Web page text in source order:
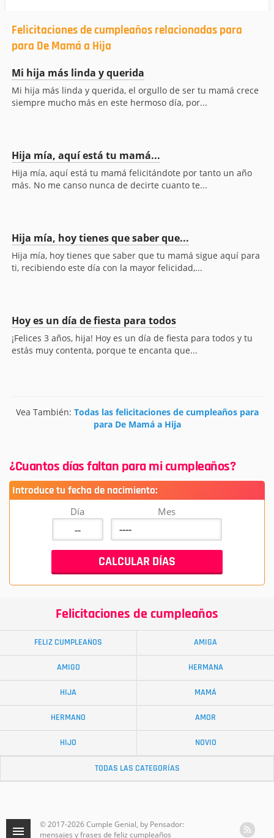
Felicitaciones de cumpleaños relacionadas para
para De Mamá a Hija
Mi hija más linda y querida
Mi hija más linda y querida, el orgullo de ser tu mamá crece
siempre mucho más en este hermoso día, por...
Hija mía, aquí está tu mamá...
Hija mía, aquí está tu mamá felicitándote por tanto un año
más. No me canso nunca de decirte cuanto te...
Hija mía, hoy tienes que saber que...
Hija mía, hoy tienes que saber que tu mamá sigue aquí para
ti, recibiendo este día con la mayor felicidad,...
Hoy es un día de fiesta para todos
¡Felices 3 años, hija! Hoy es un día de fiesta para todos y tu
estás muy contenta, porque te encanta que...
Vea También: Todas las felicitaciones de cumpleaños para
para De Mamá a Hija
¿Cuantos días faltan para mi cumpleaños?
Introduce tu fecha de nacimiento:
Día Mes
Felicitaciones de cumpleaños
FELIZ CUMPLEAÑOS AMIGA
AMIGO HERMANA
HIJA MAMÁ
HERMANO AMOR
HIJO NOVIO
TODAS LAS CATEGORÍAS
© 2017-2026 Cumple Genial, by Pensador:
mensajes y frases de feliz cumpleaños